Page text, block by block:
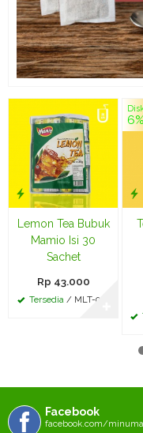
Lemon Tea Bubuk
Mamio Isi 30
Sachet
Rp 43.000
Tersedia/ MLT-002
6%
Facebook
facebook.com/